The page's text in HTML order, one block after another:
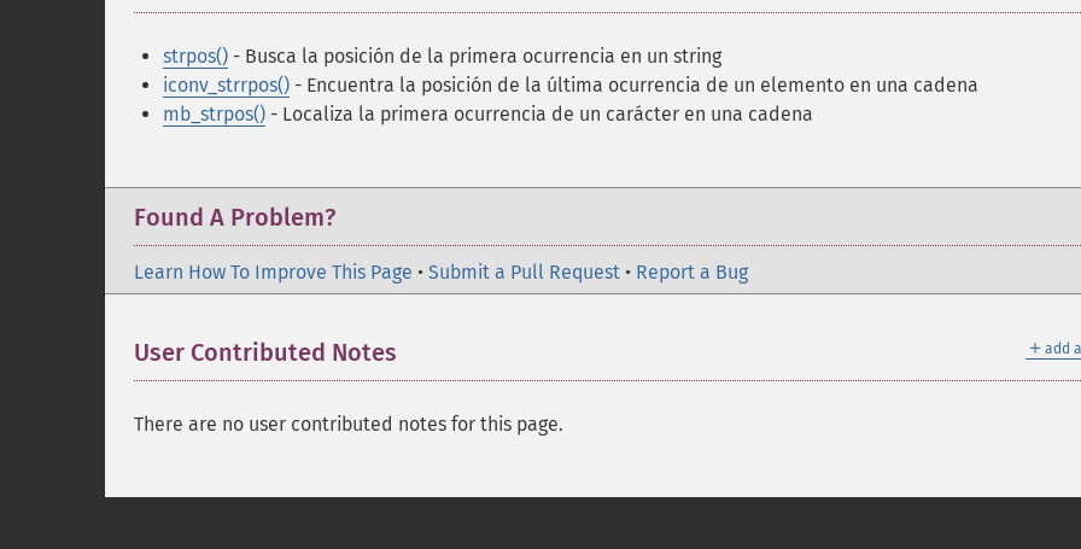
strpos() - Busca la posición de la primera ocurrencia en un string
iconv_strrpos() - Encuentra la posición de la última ocurrencia de un elemento en una cadena
mb_strpos() - Localiza la primera ocurrencia de un carácter en una cadena
Found A Problem?
Learn How To Improve This Page • Submit a Pull Request • Report a Bug
＋ add
User Contributed Notes
There are no user contributed notes for this page.